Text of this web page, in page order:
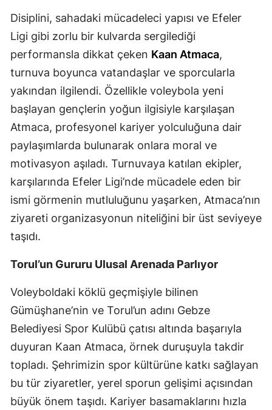
Malatya
Manisa
Kahramanmaraş
Mardin
Muğla
Muş
Nevşehir
Ordu
Sakarya
Samsun
Siirt
Sinop
Sivas
Tekirdağ
Disiplini, sahadaki mücadeleci yapısı ve Efeler
Ligi gibi zorlu bir kulvarda sergilediği
performansla dikkat çeken Kaan Atmaca,
turnuva boyunca vatandaşlar ve sporcularla
yakından ilgilendi. Özellikle voleybola yeni
başlayan gençlerin yoğun ilgisiyle karşılaşan
Atmaca, profesyonel kariyer yolculuğuna dair
paylaşımlarda bulunarak onlara moral ve
motivasyon aşıladı. Turnuvaya katılan ekipler,
karşılarında Efeler Ligi’nde mücadele eden bir
ismi görmenin mutluluğunu yaşarken, Atmaca’nın
ziyareti organizasyonun niteliğini bir üst seviyeye
taşıdı.
Torul’un Gururu Ulusal Arenada Parlıyor
Voleyboldaki köklü geçmişiyle bilinen
Gümüşhane’nin ve Torul’un adını Gebze
Belediyesi Spor Kulübü çatısı altında başarıyla
duyuran Kaan Atmaca, örnek duruşuyla takdir
topladı. Şehrimizin spor kültürüne katkı sağlayan
bu tür ziyaretler, yerel sporun gelişimi açısından
büyük önem taşıdı. Kariyer basamaklarını hızla